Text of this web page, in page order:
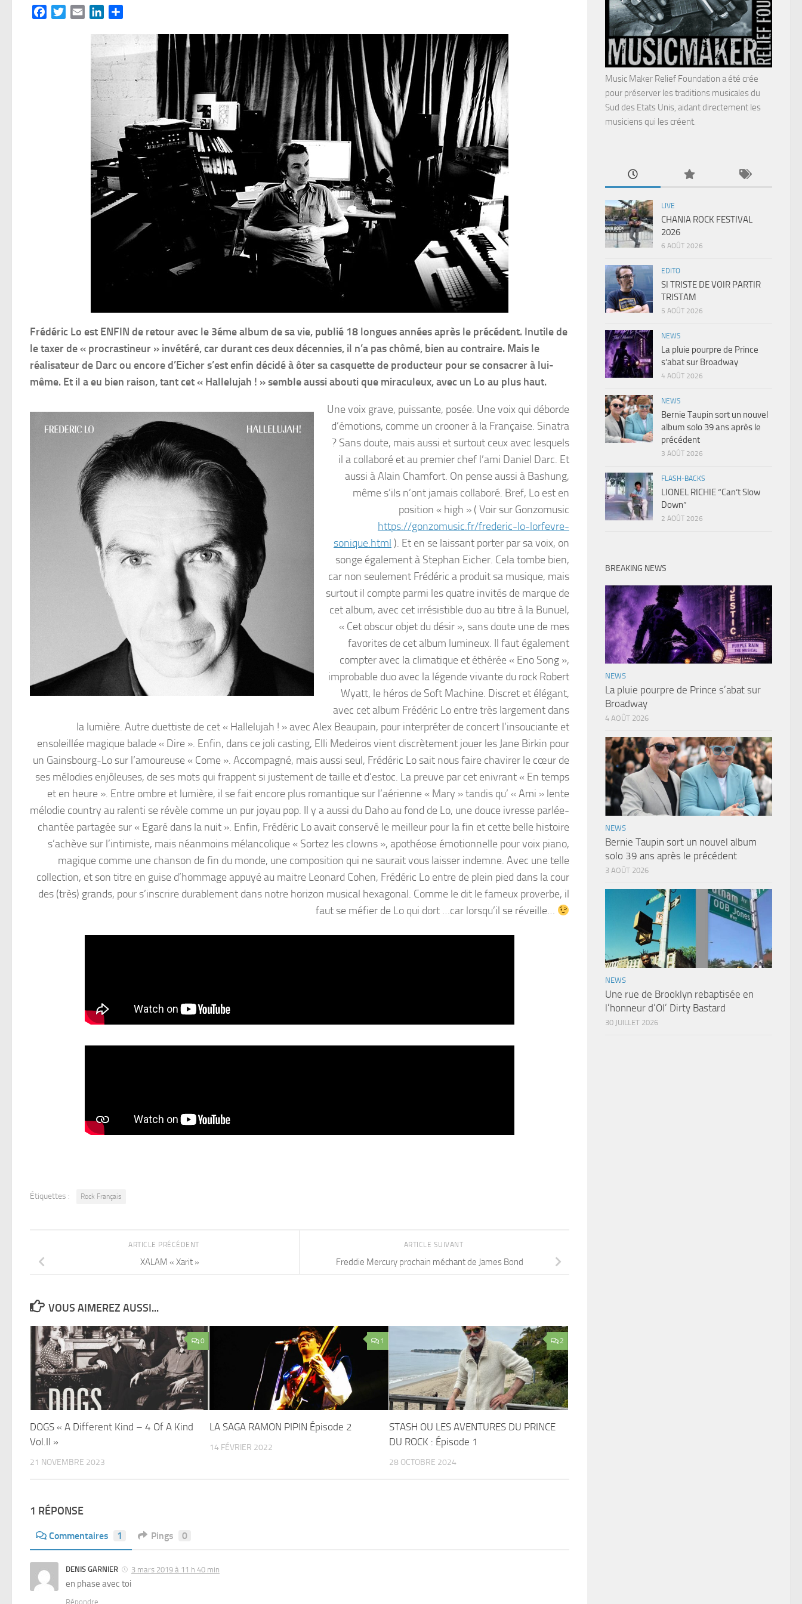
FacebookTwitterEmail LinkedIn
Frédéric Lo est ENFIN de retour avec le 3éme album de sa vie, publié 18 longues années après le précédent. Inutile de
le taxer de « procrastineur » invétéré, car durant ces deux décennies, il n’a pas chômé, bien au contraire. Mais le
réalisateur de Darc ou encore d’Eicher s’est enfin décidé à ôter sa casquette de producteur pour se consacrer à lui-
même. Et il a eu bien raison, tant cet « Hallelujah ! » semble aussi abouti que miraculeux, avec un Lo au plus haut.
Une voix grave, puissante, posée. Une voix qui déborde
d’émotions, comme un crooner à la Française. Sinatra
? Sans doute, mais aussi et surtout ceux avec lesquels
il a collaboré et au premier chef l’ami Daniel Darc. Et
aussi à Alain Chamfort. On pense aussi à Bashung,
même s’ils n’ont jamais collaboré. Bref, Lo est en
position « high » ( Voir sur Gonzomusic
https://gonzomusic.fr/frederic-lo-lorfevre-
sonique.html ). Et en se laissant porter par sa voix, on
songe également à Stephan Eicher. Cela tombe bien,
car non seulement Frédéric a produit sa musique, mais
surtout il compte parmi les quatre invités de marque de
cet album, avec cet irrésistible duo au titre à la Bunuel,
« Cet obscur objet du désir », sans doute une de mes
favorites de cet album lumineux. Il faut également
compter avec la climatique et éthérée « Eno Song »,
improbable duo avec la légende vivante du rock Robert
Wyatt, le héros de Soft Machine. Discret et élégant,
avec cet album Frédéric Lo entre très largement dans
la lumière. Autre duettiste de cet « Hallelujah ! » avec Alex Beaupain, pour interpréter de concert l’insouciante et
ensoleillée magique balade « Dire ». Enfin, dans ce joli casting, Elli Medeiros vient discrètement jouer les Jane Birkin pour
un Gainsbourg-Lo sur l’amoureuse « Come ». Accompagné, mais aussi seul, Frédéric Lo sait nous faire chavirer le cœur de
ses mélodies enjôleuses, de ses mots qui frappent si justement de taille et d’estoc. La preuve par cet enivrant « En temps
et en heure ». Entre ombre et lumière, il se fait encore plus romantique sur l’aérienne « Mary » tandis qu’ « Ami » lente
mélodie country au ralenti se révèle comme un pur joyau pop. Il y a aussi du Daho au fond de Lo, une douce ivresse parlée-
chantée partagée sur « Egaré dans la nuit ». Enfin, Frédéric Lo avait conservé le meilleur pour la fin et cette belle histoire
s’achève sur l’intimiste, mais néanmoins mélancolique « Sortez les clowns », apothéose émotionnelle pour voix piano,
magique comme une chanson de fin du monde, une composition qui ne saurait vous laisser indemne. Avec une telle
collection, et son titre en guise d’hommage appuyé au maitre Leonard Cohen, Frédéric Lo entre de plein pied dans la cour
des (très) grands, pour s’inscrire durablement dans notre horizon musical hexagonal. Comme le dit le fameux proverbe, il
faut se méfier de Lo qui dort …car lorsqu’il se réveille…
Étiquettes : Rock Français
ARTICLE SUIVANT
Freddie Mercury prochain méchant de James Bond
ARTICLE PRÉCÉDENT
XALAM « Xarit »
VOUS AIMEREZ AUSSI...
0
DOGS « A Different Kind – 4 Of A Kind
Vol.II »
21 NOVEMBRE 2023
1
LA SAGA RAMON PIPIN Épisode 2
14 FÉVRIER 2022
2
STASH OU LES AVENTURES DU PRINCE
DU ROCK : Épisode 1
28 OCTOBRE 2024
1 RÉPONSE
Commentaires 1 Pings 0
DENIS GARNIER 3 mars 2019 à 11 h 40 min
en phase avec toi
Répondre
Music Maker Relief Foundation a été crée
pour préserver les traditions musicales du
Sud des Etats Unis, aidant directement les
musiciens qui les créent.
LIVE
CHANIA ROCK FESTIVAL
2026
6 AOÛT 2026
EDITO
SI TRISTE DE VOIR PARTIR
TRISTAM
5 AOÛT 2026
NEWS
La pluie pourpre de Prince
s’abat sur Broadway
4 AOÛT 2026
NEWS
Bernie Taupin sort un nouvel
album solo 39 ans après le
précédent
3 AOÛT 2026
FLASH-BACKS
LIONEL RICHIE “Can’t Slow
Down”
2 AOÛT 2026
BREAKING NEWS
NEWS
La pluie pourpre de Prince s’abat sur
Broadway
4 AOÛT 2026
NEWS
Bernie Taupin sort un nouvel album
solo 39 ans après le précédent
3 AOÛT 2026
NEWS
Une rue de Brooklyn rebaptisée en
l’honneur d’Ol’ Dirty Bastard
30 JUILLET 2026